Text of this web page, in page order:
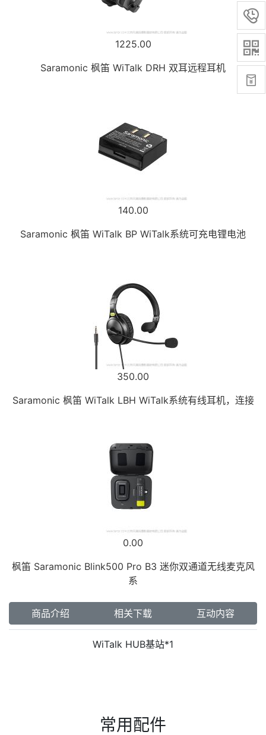



1225.00
Saramonic 枫笛 WiTalk DRH 双耳远程耳机
140.00
Saramonic 枫笛 WiTalk BP WiTalk系统可充电锂电池
350.00
Saramonic 枫笛 WiTalk LBH WiTalk系统有线耳机，连接
0.00
枫笛 Saramonic Blink500 Pro B3 迷你双通道无线麦克风
系
商品介绍 相关下载 互动内容
WiTalk HUB基站*1
常用配件